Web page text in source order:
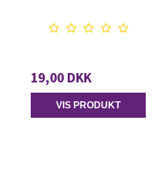
19,00 DKK
VIS PRODUKT